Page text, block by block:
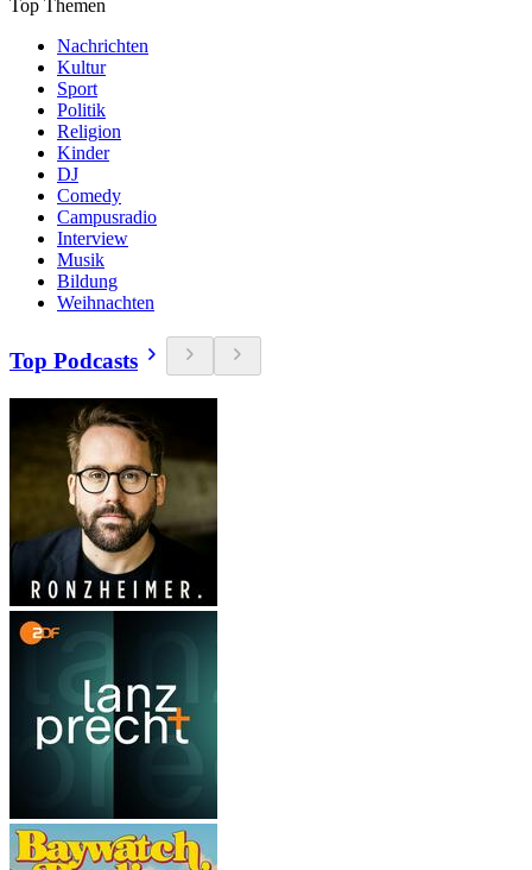
Top Themen
Nachrichten
Kultur
Sport
Politik
Religion
Kinder
DJ
Comedy
Campusradio
Interview
Musik
Bildung
Weihnachten
Top Podcasts